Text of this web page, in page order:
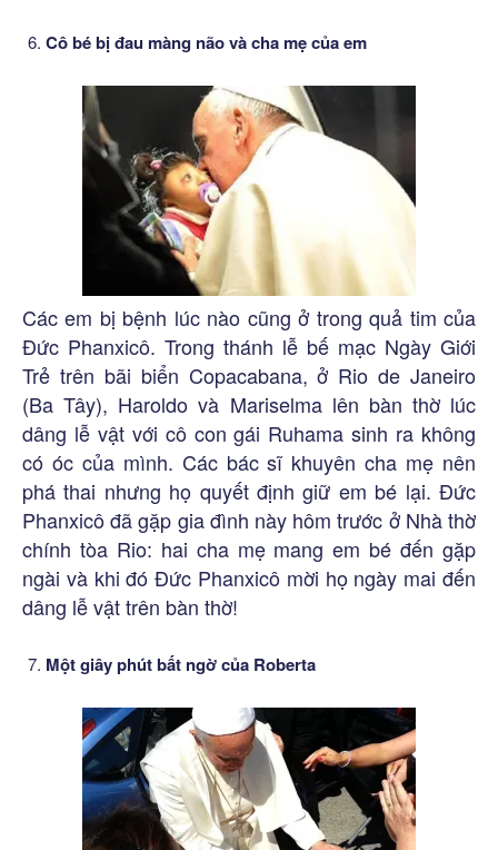
Cô bé bị đau màng não và cha mẹ của em
Các em bị bệnh lúc nào cũng ở trong quả tim của
Đức Phanxicô. Trong thánh lễ bế mạc Ngày Giới
Trẻ trên bãi biển Copacabana, ở Rio de Janeiro
(Ba Tây), Haroldo và Mariselma lên bàn thờ lúc
dâng lễ vật với cô con gái Ruhama sinh ra không
có óc của mình. Các bác sĩ khuyên cha mẹ nên
phá thai nhưng họ quyết định giữ em bé lại. Đức
Phanxicô đã gặp gia đình này hôm trước ở Nhà thờ
chính tòa Rio: hai cha mẹ mang em bé đến gặp
ngài và khi đó Đức Phanxicô mời họ ngày mai đến
dâng lễ vật trên bàn thờ!
Một giây phút bất ngờ của Roberta